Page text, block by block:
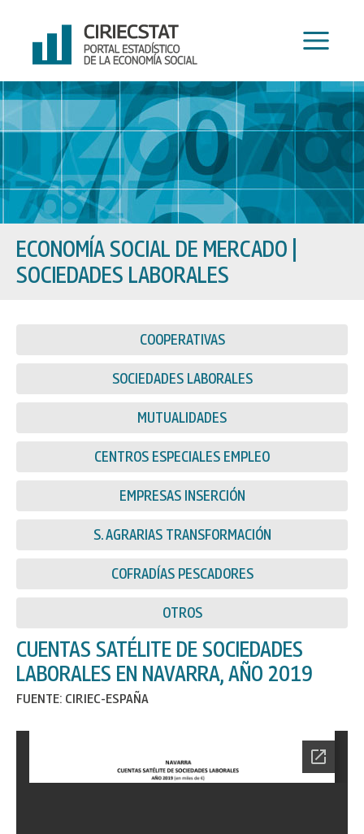
contenido
ECONOMÍA SOCIAL DE MERCADO
SOCIEDADES LABORALES
COOPERATIVAS
SOCIEDADES LABORALES
MUTUALIDADES
CENTROS ESPECIALES EMPLEO
EMPRESAS INSERCIÓN
S. AGRARIAS TRANSFORMACIÓN
COFRADÍAS PESCADORES
OTROS
CUENTAS SATÉLITE DE SOCIEDADES
LABORALES EN NAVARRA, AÑO 2019
FUENTE: CIRIEC-ESPAÑA